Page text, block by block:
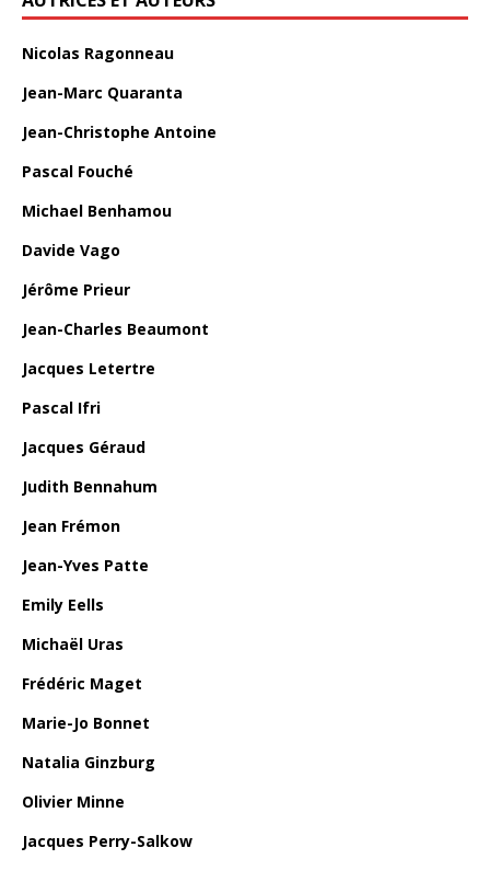
Nicolas Ragonneau
Jean-Marc Quaranta
Jean-Christophe Antoine
Pascal Fouché
Michael Benhamou
Davide Vago
Jérôme Prieur
Jean-Charles Beaumont
Jacques Letertre
Pascal Ifri
Jacques Géraud
Judith Bennahum
Jean Frémon
Jean-Yves Patte
Emily Eells
Michaël Uras
Frédéric Maget
Marie-Jo Bonnet
Natalia Ginzburg
Olivier Minne
Jacques Perry-Salkow